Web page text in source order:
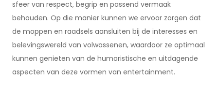
sfeer van respect, begrip en passend vermaak
behouden. Op die manier kunnen we ervoor zorgen dat
de moppen en raadsels aansluiten bij de interesses en
belevingswereld van volwassenen, waardoor ze optimaal
kunnen genieten van de humoristische en uitdagende
aspecten van deze vormen van entertainment.